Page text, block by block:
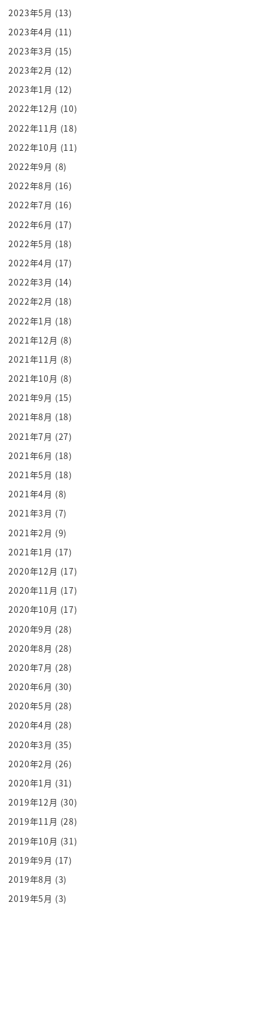
て言う全一これもね非常に寝息な
キャラクターです
かわいいですねあのもうギャーッと入ってる時はで
すねもうコミカルなんですけど気絶
してから超強くなるといいですね
そういうキャラクターですね犬を捨てというのです
ねあの訳あって色出身のですね頭を
かぶってるって
畳半だっていいですね野生児なんですね
このや正常ですね訳あって過去にですねあの
まあ親に捨てられてしまってですねえ
山の中でケモロリ育てられたってとんでもない設定
なんですね
こちら二刀流でですねもうギザギザ見れば持ってと
にかくあのタッチ良い奴を倒す切手
ですねそういうですね
ワイルドボーイなんですがその悲しい過去がだんだ
ないキャラクターですね
この前5犬を助っ人と思うんですね
初めて倒すのがもっと中に気づき本とかあるね
この中に気づきが悲しいんですよ体中に包み思って
るはずですね
用ポンプいう風なんでどういうバリエーションすご
いですね
つ罪な奴もいる
んだというね
いろんな子がいるんですよ
堤な奴はですねその屋敷と一体化してですね
筒にを鳴らす度です屋敷の構造を全部変えてしまう
といいですね部屋をグルグルにし
たりですねそういうですねそうなんだろその東京フ
レンドパークの最強版みたいなそう
いう奴なんですね
ぽんぽんぽんカード音が着々とうううっ
ちょっとあってくださいほんじゃあお母さんみたい
なそういう状態ですねばーーーんだ
よね
そういうその vs 嵐のほうが良かったでしょうかたと
tokyo meeting 杯くらいず縦でセフレ買ったことを
注ぐ謝罪させて
いただきます
さあそういうですねあのとんでもない元12月今最も
ですね
中も強調して倒すんですねこの所に気付いもねもう
たんかのシーンですよね
じゃ上限と下限上限の次下弦の月ってありますよね
月日姉123し条件1
23456影日に刺し56その他減のロックだって俺なん
ですよね
その元加減だった奴がですねあのお前もう
2023年5月 (13)
2023年4月 (11)
2023年3月 (15)
2023年2月 (12)
2023年1月 (12)
2022年12月 (10)
2022年11月 (18)
2022年10月 (11)
2022年9月 (8)
2022年8月 (16)
2022年7月 (16)
2022年6月 (17)
2022年5月 (18)
2022年4月 (17)
2022年3月 (14)
2022年2月 (18)
2022年1月 (18)
2021年12月 (8)
2021年11月 (8)
2021年10月 (8)
2021年9月 (15)
2021年8月 (18)
2021年7月 (27)
2021年6月 (18)
2021年5月 (18)
2021年4月 (8)
2021年3月 (7)
2021年2月 (9)
2021年1月 (17)
2020年12月 (17)
2020年11月 (17)
2020年10月 (17)
2020年9月 (28)
2020年8月 (28)
2020年7月 (28)
2020年6月 (30)
2020年5月 (28)
2020年4月 (28)
2020年3月 (35)
2020年2月 (26)
2020年1月 (31)
2019年12月 (30)
2019年11月 (28)
2019年10月 (31)
2019年9月 (17)
2019年8月 (3)
2019年5月 (3)